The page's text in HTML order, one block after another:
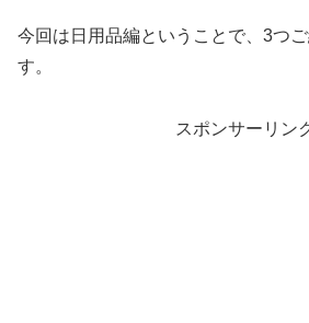
今回は日用品編ということで、3つ
す。
スポンサーリン